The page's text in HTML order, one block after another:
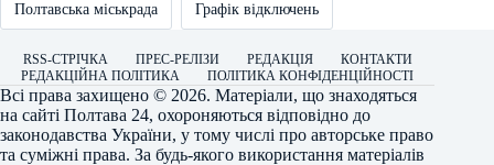
Полтавська міськрада Графік відключень
RSS-СТРІЧКА ПРЕС-РЕЛІЗИ РЕДАКЦІЯ
КОНТАКТИ
РЕДАКЦІЙНА ПОЛІТИКА
ПОЛІТИКА КОНФІДЕНЦІЙНОСТІ
Всі права захищено © 2026. Матеріали, що знаходяться
на сайті Полтава 24, охороняються відповідно до
законодавства України, у тому числі про авторське право
та суміжні права. За будь-якого використання матеріалів